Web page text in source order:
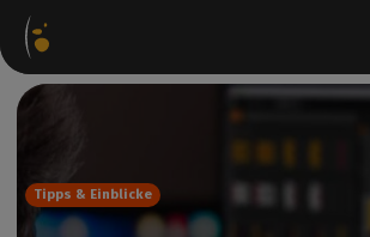
Software-
Pakete
Tipps & Einblicke